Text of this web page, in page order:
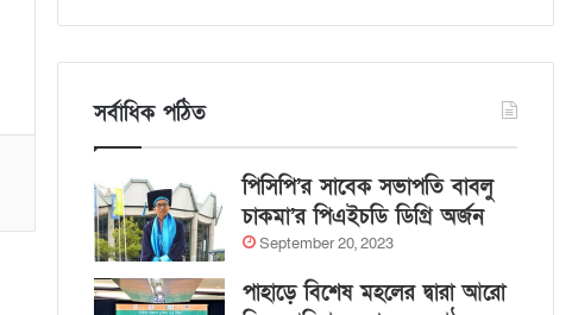
সর্বাধিক পঠিত
পিসিপি’র সাবেক সভাপতি বাবলু
চাকমা’র পিএইচডি ডিগ্রি অর্জন
September 20, 2023
পাহাড়ে বিশেষ মহলের দ্বারা আরো